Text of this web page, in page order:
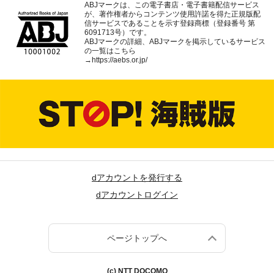
ABJマークは、この電子書店・電子書籍配信サービス
が、著作権者からコンテンツ使用許諾を得た正規版配
信サービスであることを示す登録商標（登録番号 第
6091713号）です。
ABJマークの詳細、ABJマークを掲示しているサービス
の一覧はこちら
→ https://aebs.or.jp/
dアカウントを発行する
dアカウントログイン
ページトップへ